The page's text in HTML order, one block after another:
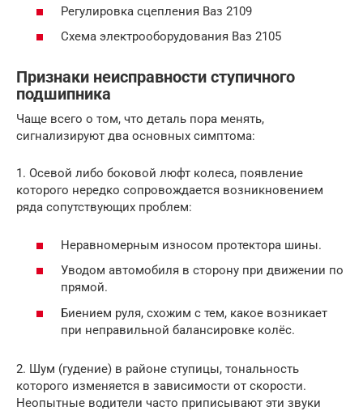
Регулировка сцепления Ваз 2109
Схема электрооборудования Ваз 2105
Признаки неисправности ступичного
подшипника
Чаще всего о том, что деталь пора менять,
сигнализируют два основных симптома:
1. Осевой либо боковой люфт колеса, появление
которого нередко сопровождается возникновением
ряда сопутствующих проблем:
Неравномерным износом протектора шины.
Уводом автомобиля в сторону при движении по
прямой.
Биением руля, схожим с тем, какое возникает
при неправильной балансировке колёс.
2. Шум (гудение) в районе ступицы, тональность
которого изменяется в зависимости от скорости.
Неопытные водители часто приписывают эти звуки